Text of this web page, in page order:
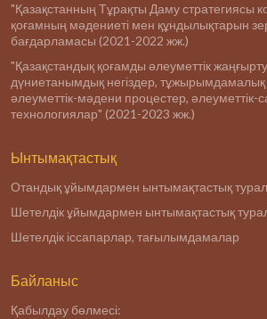
"Қазақстанның Тұрақты Даму стратегиясы
қоғамның мәдениеті мен құндылықтарын
бағдарламасы (2021-2022 жж.)
"Қазақстандық қоғамды әлеуметтік
дүниетанымдық негіздер,
әлеуметтік-мәдени процестер, әлеуметтік-
технологиялар" (2021-2023 жж.)
Ынтымақтастық
Отандық ұйымдармен ынтымақтастық
Шетелдік ұйымдармен ынтымақтастық
Шетелдік іссапарлар, тағылымдамалар
Байланыс
Қабылдау бөлмесі: